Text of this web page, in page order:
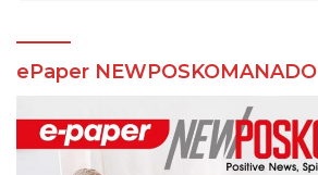
ePaper NEWPOSKOMANADO